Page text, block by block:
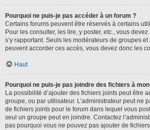
Pourquoi ne puis-je pas accéder à un forum ?
Certains forums peuvent être réservés à certains
Pour les consulter, les lire, y poster, etc., vous
s’y rapportant. Seuls les modérateurs de groupes
peuvent accorder ces accès, vous devez donc les
Haut
Pourquoi ne puis-je pas joindre des fichiers à
La possibilité d’ajouter des fichiers joints peut être
groupe, ou par utilisateur. L’administrateur peut ne
de fichiers joints pour le forum dans lequel vous
seul un groupe peut en joindre. Contactez
pas pourquoi vous ne pouvez pas ajouter de